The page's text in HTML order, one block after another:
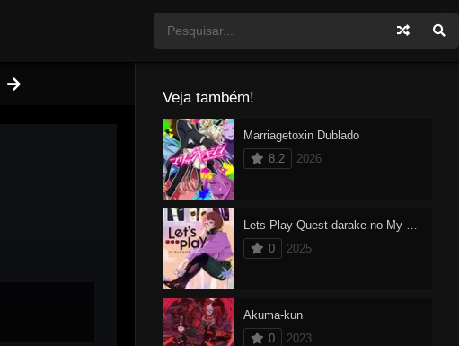
Veja também!
Marriagetoxin Dublado
8.2
2026
Lets Play Quest-darake no My Life
0
2025
Akuma-kun
0
2023